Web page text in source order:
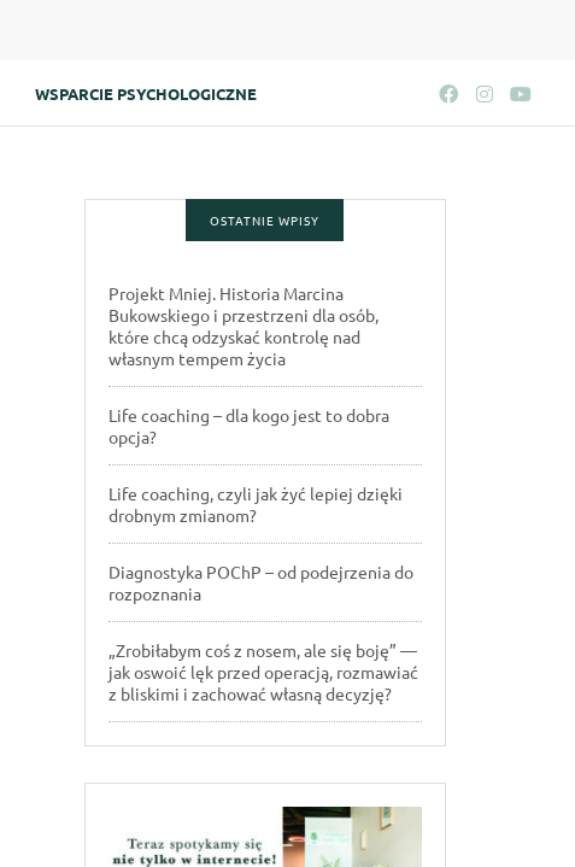
WSPARCIE PSYCHOLOGICZNE
OSTATNIE WPISY
Projekt Mniej. Historia Marcina
Bukowskiego i przestrzeni dla osób,
które chcą odzyskać kontrolę nad
własnym tempem życia
Life coaching – dla kogo jest to dobra
opcja?
Life coaching, czyli jak żyć lepiej dzięki
drobnym zmianom?
Diagnostyka POChP – od podejrzenia do
rozpoznania
„Zrobiłabym coś z nosem, ale się boję” —
jak oswoić lęk przed operacją, rozmawiać
z bliskimi i zachować własną decyzję?